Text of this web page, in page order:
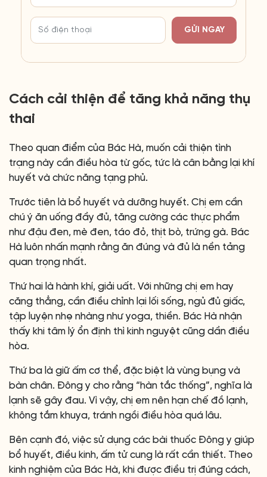
GỬI NGAY
Cách cải thiện để tăng khả năng thụ
thai
Theo quan điểm của Bác Hà, muốn cải thiện tình
trạng này cần điều hòa từ gốc, tức là cân bằng lại khí
huyết và chức năng tạng phủ.
Trước tiên là bổ huyết và dưỡng huyết. Chị em cần
chú ý ăn uống đầy đủ, tăng cường các thực phẩm
như đậu đen, mè đen, táo đỏ, thịt bò, trứng gà. Bác
Hà luôn nhấn mạnh rằng ăn đúng và đủ là nền tảng
quan trọng nhất.
Thứ hai là hành khí, giải uất. Với những chị em hay
căng thẳng, cần điều chỉnh lại lối sống, ngủ đủ giấc,
tập luyện nhẹ nhàng như yoga, thiền. Bác Hà nhận
thấy khi tâm lý ổn định thì kinh nguyệt cũng dần điều
hòa.
Thứ ba là giữ ấm cơ thể, đặc biệt là vùng bụng và
bàn chân. Đông y cho rằng “hàn tắc thống”, nghĩa là
lạnh sẽ gây đau. Vì vậy, chị em nên hạn chế đồ lạnh,
không tắm khuya, tránh ngồi điều hòa quá lâu.
Bên cạnh đó, việc sử dụng các bài thuốc Đông y giúp
bổ huyết, điều kinh, ấm tử cung là rất cần thiết. Theo
kinh nghiệm của Bác Hà, khi được điều trị đúng cách,